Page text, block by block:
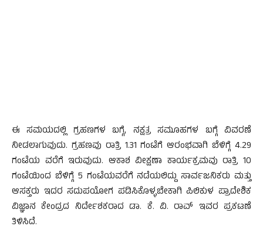
ಈ ಸಮಯದಲ್ಲಿ ಗ್ರಹಣಗಳ ಬಗ್ಗೆ, ನಕ್ಷತ್ರ ಸಮೂಹಗಳ ಬಗ್ಗೆ ವಿವರಣೆ
ನೀಡಲಾಗುವುದು. ಗ್ರಹಣವು ರಾತ್ರಿ 1.31 ಗಂಟೆಗೆ ಆರಂಭವಾಗಿ ಬೆಳಿಗ್ಗೆ 4.29
ಗಂಟೆಯ ವರೆಗೆ ಇರುವುದು. ಆಕಾಶ ವೀಕ್ಷಣಾ ಕಾರ್ಯಕ್ರಮವು ರಾತ್ರಿ 10
ಗಂಟೆಯಿಂದ ಬೆಳಿಗ್ಗೆ 5 ಗಂಟೆಯವರೆಗೆ ನಡೆಯಲಿದ್ದು ಸಾರ್ವಜನಿಕರು ಮತ್ತು
ಆಸಕ್ತರು ಇದರ ಸದುಪಯೋಗ ಪಡಿಸಿಕೊಳ್ಳಬೇಕಾಗಿ ಪಿಲಿಕುಳ ಪ್ರಾದೇಶಿಕ
ವಿಜ್ಞಾನ ಕೇಂದ್ರದ ನಿರ್ದೇಶಕರಾದ ಡಾ. ಕೆ. ವಿ. ರಾವ್ ಇವರ ಪ್ರಕಟಣೆ
ತಿಳಿಸಿದೆ.